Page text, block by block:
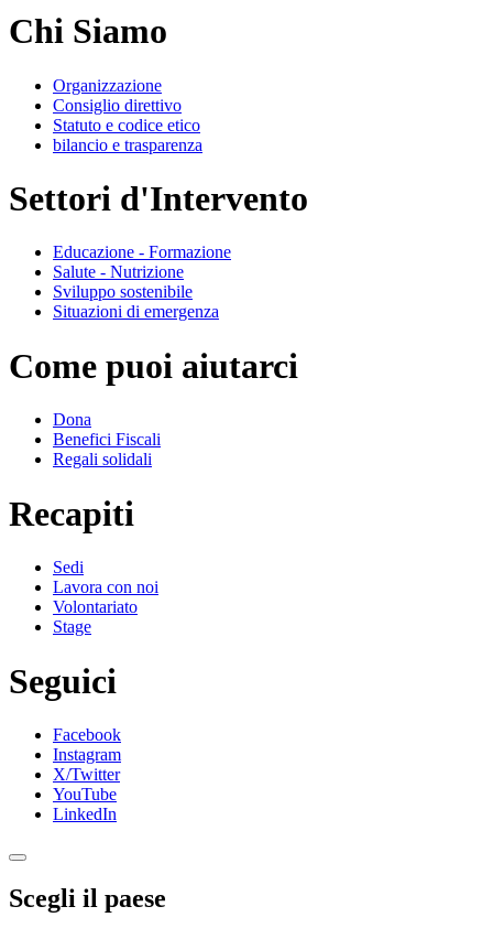
Chi Siamo
Organizzazione
Consiglio direttivo
Statuto e codice etico
bilancio e trasparenza
Settori d'Intervento
Educazione - Formazione
Salute - Nutrizione
Sviluppo sostenibile
Situazioni di emergenza
Come puoi aiutarci
Dona
Benefici Fiscali
Regali solidali
Recapiti
Sedi
Lavora con noi
Volontariato
Stage
Seguici
Facebook
Instagram
X/Twitter
YouTube
LinkedIn
Scegli il paese